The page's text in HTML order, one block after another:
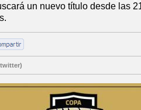
un nuevo título desde las